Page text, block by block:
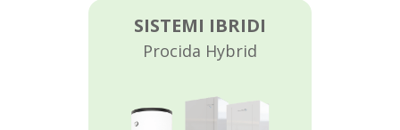
SISTEMI IBRIDI
Procida Hybrid